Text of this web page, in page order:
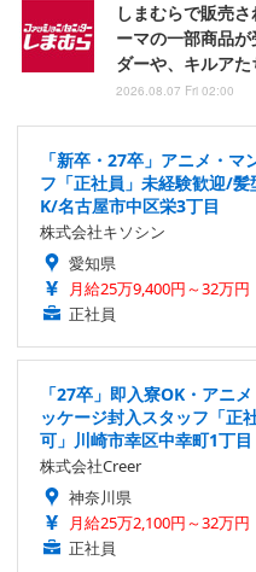
しまむらで販売
ーマの一部商品
ダーや、キルア
2026.08.07 Fri 02:00
「新卒・27卒」アニメ・
フ「正社員」未経験歓迎/
K/名古屋市中区栄3丁目
株式会社キソシン
愛知県
月給25万9,400円～32万円
正社員
「27卒」即入寮OK・アニ
ッケージ封入スタッフ「正
可」川崎市幸区中幸町1丁目
株式会社Creer
神奈川県
月給25万2,100円～32万円
正社員